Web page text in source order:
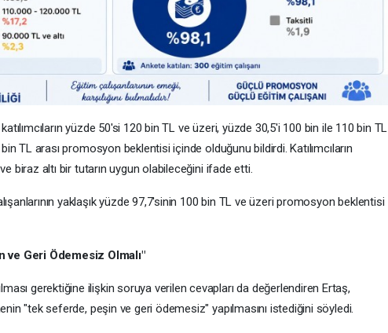
yüzde 50'si 120 bin TL ve üzeri, yüzde 30,5'i 100 bin ile 110 bin TL
TL arası promosyon beklentisi içinde olduğunu bildirdi. Katılımcıların
biraz altı bir tutarın uygun olabileceğini ifade etti.
yaklaşık yüzde 97,7'sinin 100 bin TL ve üzeri promosyon beklentisi
Geri Ödemesiz Olmalı"
gerektiğine ilişkin soruya verilen cevapları da değerlendiren Ertaş,
"tek seferde, peşin ve geri ödemesiz" yapılmasını istediğini söyledi.